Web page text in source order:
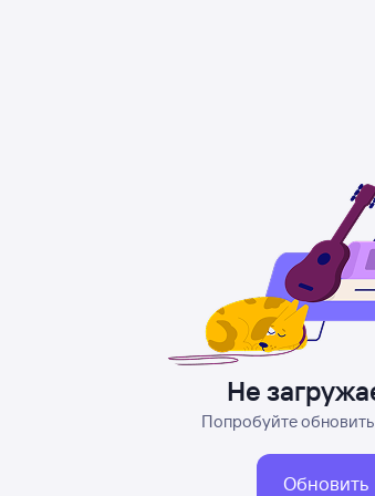
Не
Попробуйте
Обновить